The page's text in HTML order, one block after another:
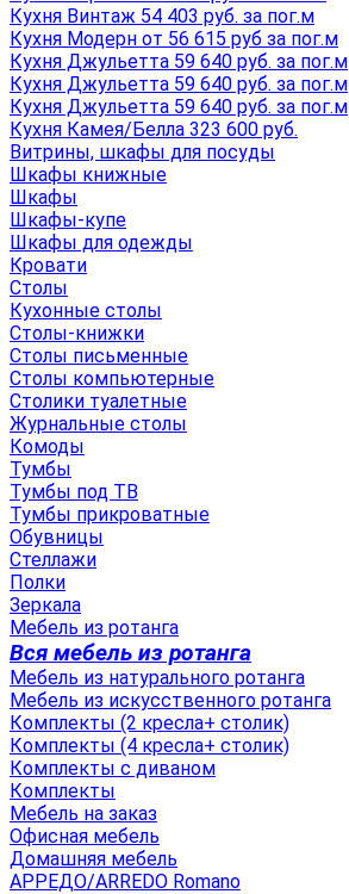
Кухня Винтаж 54 403 руб. за пог.м
Кухня Модерн от 56 615 руб за пог.м
Кухня Джульетта 59 640 руб. за пог.м
Кухня Джульетта 59 640 руб. за пог.м
Кухня Джульетта 59 640 руб. за пог.м
Кухня Камея/Белла 323 600 руб.
Витрины, шкафы для посуды
Шкафы книжные
Шкафы
Шкафы-купе
Шкафы для одежды
Кровати
Столы
Кухонные столы
Столы-книжки
Столы письменные
Столы компьютерные
Столики туалетные
Журнальные столы
Комоды
Тумбы
Тумбы под ТВ
Тумбы прикроватные
Обувницы
Стеллажи
Полки
Зеркала
Мебель из ротанга
Вся мебель из ротанга
Мебель из натурального ротанга
Мебель из искусственного ротанга
Комплекты (2 кресла+ столик)
Комплекты (4 кресла+ столик)
Комплекты с диваном
Комплекты
Мебель на заказ
Офисная мебель
Домашняя мебель
АРРЕДО/ARREDO Romano